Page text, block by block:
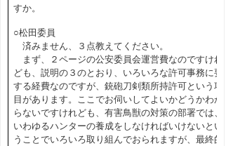
すか。
○松田委員
済みません、３点教えてください。
まず、２ページの公安委員会運営費なのですけれ
ども、説明の３のとおり、いろいろな許可事務に要
する経費なのですが、銃砲刀剣類所持許可という項
目があります。ここでお伺いしてよいかどうかわか
らないですけれども、有害鳥獣の対策の部署では、
いわゆるハンターの養成をしなければいけないとい
うことでいろいろ取り組んでおられますが、最終的